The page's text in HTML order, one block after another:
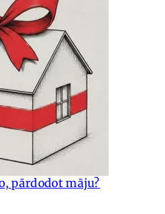
pārdodot māju?